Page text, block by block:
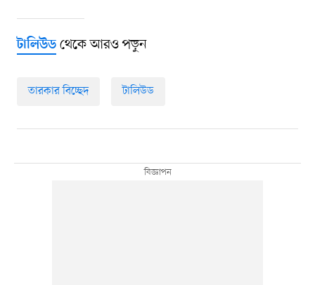
টালিউডথেকে আরও পড়ুন
তারকার বিচ্ছেদ টালিউড